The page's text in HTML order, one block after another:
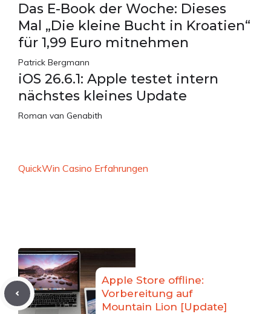
Das E-Book der Woche: Dieses
Mal „Die kleine Bucht in Kroatien“
für 1,99 Euro mitnehmen
Patrick Bergmann
iOS 26.6.1: Apple testet intern
nächstes kleines Update
Roman van Genabith
QuickWin Casino Erfahrungen
Apple Store offline:
Vorbereitung auf
Mountain Lion [Update]